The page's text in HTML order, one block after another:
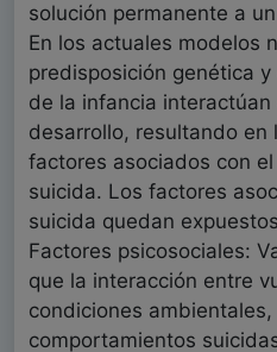
solución permanente a
En los actuales modelos
predisposición genética
de la infancia
desarrollo, resultando en
factores asociados con
suicida. Los factores
suicida quedan
Factores psicosociales:
que la interacción entre
condiciones
comportamientos